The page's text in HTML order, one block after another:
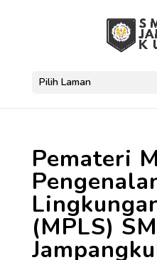
Pilih Laman
Pemateri
(MPLS)